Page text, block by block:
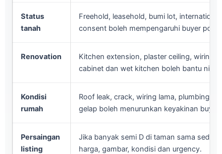
Status
tanah
Freehold, leasehold, bumi lot,
consent boleh mempengaruhi buyer pool.
Renovation
Kitchen extension, plaster ceiling, wiring,
cabinet dan wet kitchen boleh bantu nilai
Kondisi
rumah
Roof leak, crack, wiring lama, plumbing,
gelap boleh menurunkan keyakinan buyer.
Persaingan
listing
Jika banyak semi D di taman sama
harga, gambar, kondisi dan urgency.